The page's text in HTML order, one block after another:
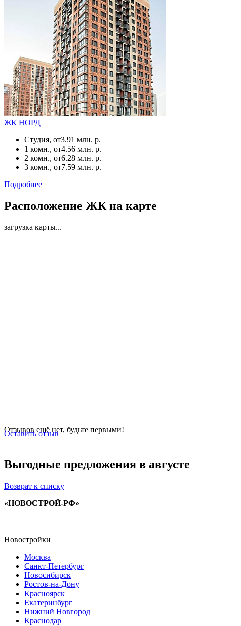
ЖК НОРД
Студия, от3.91 млн. р.
1 комн., от4.56 млн. р.
2 комн., от6.28 млн. р.
3 комн., от7.59 млн. р.
Подробнее
Расположение ЖК на карте
загрузка карты...
Отзывов ещё нет, будьте первыми!
Оставить отзыв
Выгодные предложения в августе
Возврат к списку
«НОВОСТРОЙ-РФ»
Новостройки
Москва
Санкт-Петербург
Новосибирск
Ростов-на-Дону
Красноярск
Екатеринбург
Нижний Новгород
Краснодар